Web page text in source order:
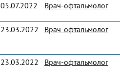
05.07.2022 Врач-офтальмолог
23.03.2022 Врач-офтальмолог
23.03.2022 Врач-офтальмолог